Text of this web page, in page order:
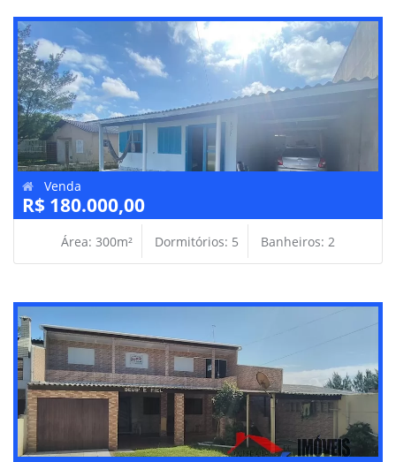
Venda
R$ 180.000,00
Área: 300m² Dormitórios: 5 Banheiros: 2